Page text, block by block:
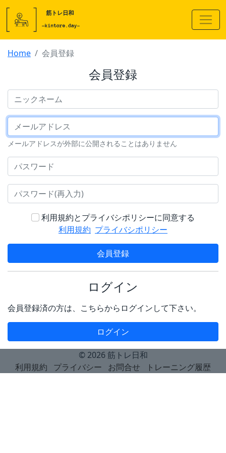
Home 会員登録
会員登録
メールアドレスが外部に公開されることはありません
利用規約とプライバシポリシーに同意する
利用規約 プライバシポリシー
会員登録
ログイン
会員登録済の方は、こちらからログインして下さい。
ログイン
© 2026 筋トレ日和
利用規約
プライバシー お問合せ トレーニング履歴